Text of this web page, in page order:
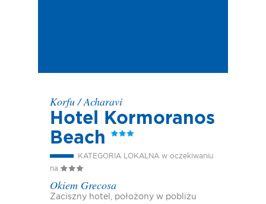
Korfu/Acharavi
Hotel Kormoranos
Beach
KATEGORIA LOKALNA w oczekiwaniu
na
Okiem Grecosa
Zaciszny hotel, położony w pobliżu